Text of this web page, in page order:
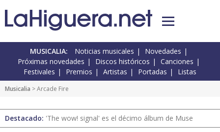
MUSICALIA: Noticias musicales
Novedades
Próximas novedades
Discos históricos
Canciones
Festivales
Premios Artistas Portadas Listas
Musicalia > Arcade Fire
Destacado: 'The wow! signal' es el décimo álbum de Muse